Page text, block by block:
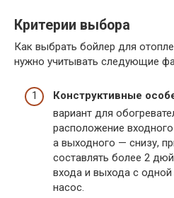
Критерии выбора
Как выбрать бойлер для
нужно учитывать следующие
Конструктивные
вариант для
расположение
а выходного — снизу,
составлять более 2
входа и выхода с одной
насос.